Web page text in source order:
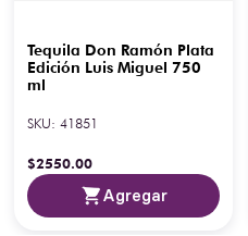
Tequila Don Ramón Plata
Edición Luis Miguel 750
ml
SKU: 41851
$2550.00
Agregar